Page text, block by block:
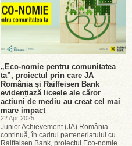
„Eco-nomie pentru comunitatea
ta”, proiectul prin care JA
România și Raiffeisen Bank
evidențiază liceele ale căror
acțiuni de mediu au creat cel mai
mare impact
22 Apr 2025
Junior Achievement (JA) România
continuă, în cadrul parteneriatului cu
Raiffeisen Bank, proiectul Eco-nomie